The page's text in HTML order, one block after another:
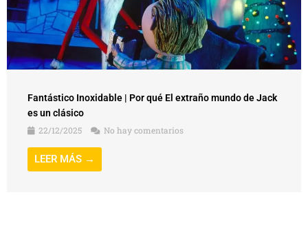
Fantástico Inoxidable | Por qué El extraño mundo de Jack
es un clásico
22/12/2025
No hay comentarios
LEER MÁS →